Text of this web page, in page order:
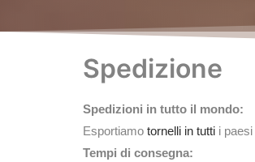
Spedizione
Spedizioni in tutto il mondo:
Esportiamo tornelli in tutti i
Tempi di consegna: